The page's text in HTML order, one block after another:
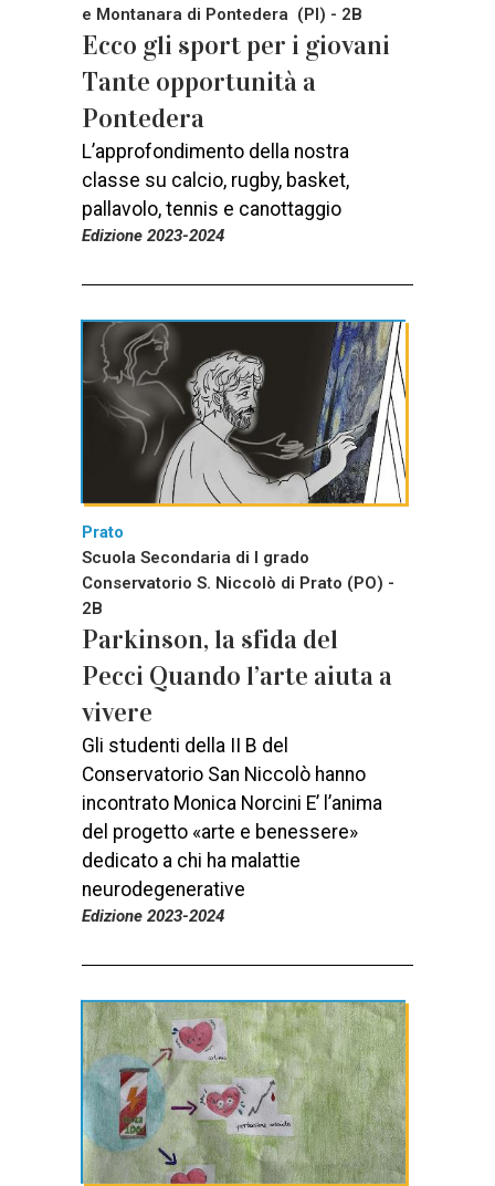
e Montanara di Pontedera (PI) - 2B
Ecco gli sport per i giovani
Tante opportunità a
Pontedera
L’approfondimento della nostra
classe su calcio, rugby, basket,
pallavolo, tennis e canottaggio
Edizione 2023-2024
Prato
Scuola Secondaria di I grado
Conservatorio S. Niccolò di Prato (PO) -
2B
Parkinson, la sfida del
Pecci Quando l’arte aiuta a
vivere
Gli studenti della II B del
Conservatorio San Niccolò hanno
incontrato Monica Norcini E’ l’anima
del progetto «arte e benessere»
dedicato a chi ha malattie
neurodegenerative
Edizione 2023-2024